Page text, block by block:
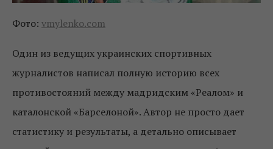
Фото: vmylenko.com
Один из ведущих украинских спортивных
журналистов написал полную историю всех
противостояний между мадридским «Реалом» и
каталонской «Барселоной». Автор не просто дает
статистику и результаты, а детально описывает